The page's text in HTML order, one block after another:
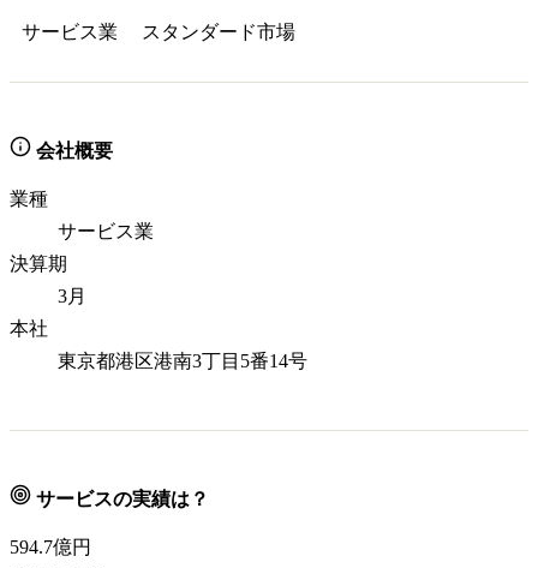
サービス業 スタンダード市場
会社概要
業種
サービス業
決算期
3月
本社
東京都港区港南3丁目5番14号
サービスの実績は？
594.7億円